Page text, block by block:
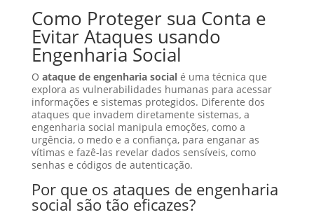
Como Proteger sua Conta e
Evitar Ataques usando
Engenharia Social
O ataque de engenharia socialé uma técnica que
explora as vulnerabilidades humanas para acessar
informações e sistemas protegidos. Diferente dos
ataques que invadem diretamente sistemas, a
engenharia social manipula emoções, como a
urgência, o medo e a confiança, para enganar as
vítimas e fazê-las revelar dados sensíveis, como
senhas e códigos de autenticação.
Por que os ataques de engenharia
social são tão eficazes?